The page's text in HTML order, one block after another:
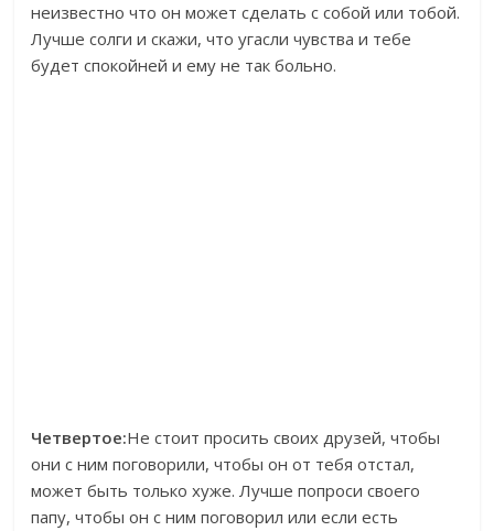
неизвестно что он может сделать с собой или тобой.
Лучше солги и скажи, что угасли чувства и тебе
будет спокойней и ему не так больно.
Четвертое:Не стоит просить своих друзей, чтобы
они с ним поговорили, чтобы он от тебя отстал,
может быть только хуже. Лучше попроси своего
папу, чтобы он с ним поговорил или если есть